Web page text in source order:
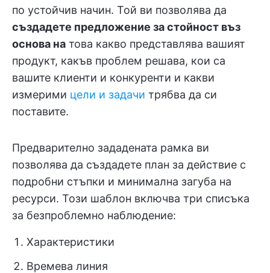
по устойчив начин. Той ви позволява да
създадете предложение за стойност въз
основа на това какво представлява вашият
продукт, какъв проблем решава, кои са
вашите клиенти и конкуренти и какви
измерими цели и задачи трябва да си
поставите.
Предварително зададената рамка ви
позволява да създадете план за действие с
подробни стъпки и минимална загуба на
ресурси. Този шаблон включва три списъка
за безпроблемно наблюдение:
Характеристики
Времева линия